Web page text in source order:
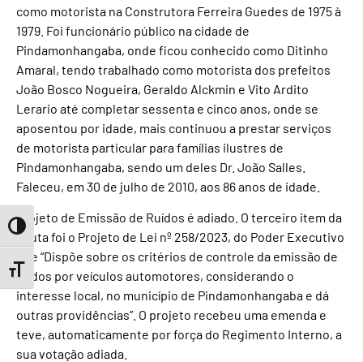
Toggle High Contrast
Toggle Font size
como motorista na Construtora Ferreira Guedes de 1975 à
1979. Foi funcionário público na cidade de
Pindamonhangaba, onde ficou conhecido como Ditinho
Amaral, tendo trabalhado como motorista dos prefeitos
João Bosco Nogueira, Geraldo Alckmin e Vito Ardito
Lerario até completar sessenta e cinco anos, onde se
aposentou por idade, mais continuou a prestar serviços
de motorista particular para famílias ilustres de
Pindamonhangaba, sendo um deles Dr. João Salles.
Faleceu, em 30 de julho de 2010, aos 86 anos de idade.
Projeto de Emissão de Ruídos é adiado. O terceiro item da
pauta foi o Projeto de Lei nº 258/2023, do Poder Executivo
que “Dispõe sobre os critérios de controle da emissão de
ruídos por veículos automotores, considerando o
interesse local, no município de Pindamonhangaba e dá
outras providências”. O projeto recebeu uma emenda e
teve, automaticamente por força do Regimento Interno, a
sua votação adiada.